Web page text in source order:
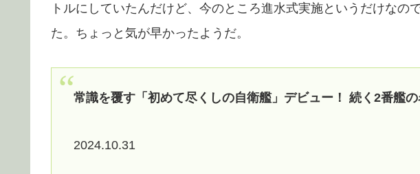
トルにしていたんだけど、今のところ進水式実施というだけなの
た。ちょっと気が早かったようだ。
常識を覆す「初めて尽くしの自衛艦」デビュー！ 続く2番艦
2024.10.31